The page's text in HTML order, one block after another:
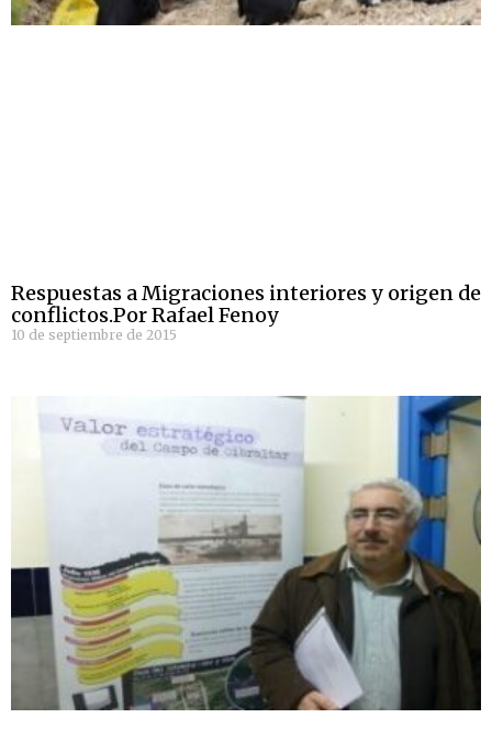
Respuestas a Migraciones interiores y origen de
conflictos.Por Rafael Fenoy
10 de septiembre de 2015